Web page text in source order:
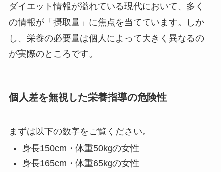
ダイエット情報が溢れている現代において、多く
の情報が「摂取量」に焦点を当てています。しか
し、栄養の必要量は個人によって大きく異なるの
が実際のところです。
個人差を無視した栄養指導の危険性
まずは以下の数字をご覧ください。
身長150cm・体重50kgの女性
身長165cm・体重65kgの女性